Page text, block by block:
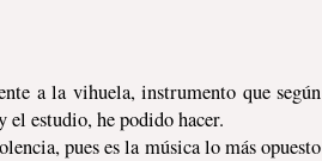
a la vihuela, instrumento que según
el estudio, he podido hacer.
pues es la música lo más opuesto